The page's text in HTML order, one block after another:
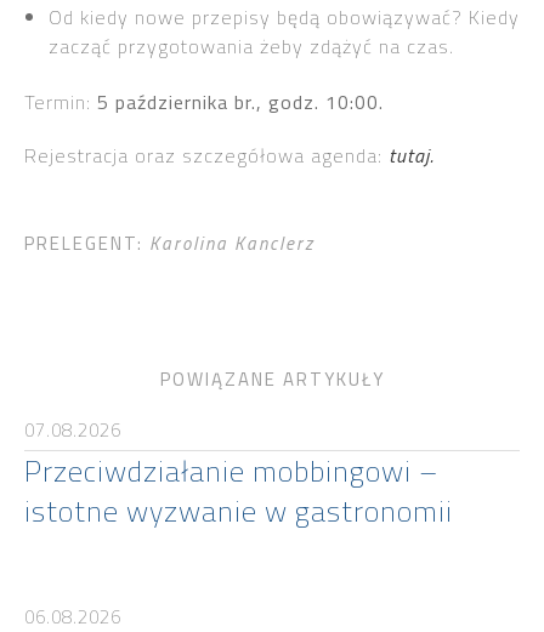
Od kiedy nowe przepisy będą obowiązywać? Kiedy
zacząć przygotowania żeby zdążyć na czas.
Termin: 5 października br., godz. 10:00.
Rejestracja oraz szczegółowa agenda: tutaj.
PRELEGENT: Karolina Kanclerz
POWIĄZANE ARTYKUŁY
07.08.2026
Przeciwdziałanie mobbingowi –
istotne wyzwanie w gastronomii
06.08.2026